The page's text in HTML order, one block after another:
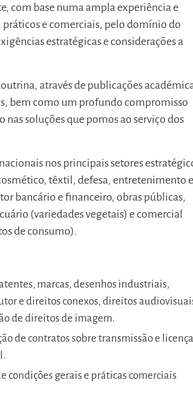
com base numa ampla experiência e
e comerciais, pelo domínio do
estratégicas e considerações a
através de publicações
bem como um profundo compromisso
nas soluções que pomos ao serviço dos
nos principais setores
têxtil, defesa, entretenimento e
bancário e financeiro, obras públicas,
(variedades vegetais) e comercial
de consumo).
marcas, desenhos industriais,
e direitos conexos, direitos
de direitos de imagem.
de contratos sobre transmissão e
condições gerais e práticas comerciais